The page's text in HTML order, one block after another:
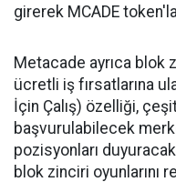
girerek MCADE
Metacade ayrıca blok
ücretli iş fırsatlarına
İçin Çalış) özelliği,
başvurulabilecek
pozisyonları
blok zinciri oyunlarını